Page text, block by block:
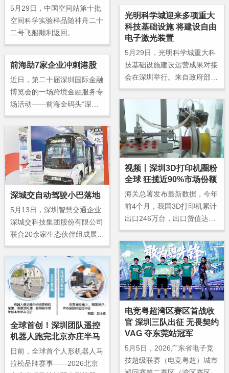
50座。6月，四十余位方程豹
车主奔赴雪域高原，在珠峰文
旅的见证下共赴开站盛典，以
一场跨越山海的远行，标记了
新能源出行的新里程碑。
5月29日，中国空间站第十批
空间科学实验样品随神舟二十
二号飞船顺利返回。
光明科学城迎来多项重大
科技基础设施 将建设自由
电子激光装置
5月29日，光明科学城重大科
技基础设施建设运营成果对接
会在深圳举行。来自政府部
门、行业领军企业、顶尖科研
院所及金融机构等50余家单位
超130位代表齐聚，见证多项
合作落地。
前海助7家企业冲刺港股
近日，第二十届深圳国际金融
博览会的一场跨境金融服务专
场活动——前海金码头“深港
联创专区·跨境通赴港上市企
业专场路演”举行。
视频丨深圳3D打印机圈粉
全球 狂揽近90%市场份额
海关总署发布最新数据，今年
前4个月，我国3D打印机累计
出口246万台，出口货值达61.
06亿元，同比分别增长100.
3%、110.4%。其中，消费级
3D打印设备凭借高性能、高
性价比等优势不断拓宽海外销
路，备受消费者的青睐。
深城交自动驾驶小巴落地
5月13日，深圳智慧交通企业
深城交科技集团股份有限公司
联合20余家生态伙伴组成展
团，携新一代智能系列产品亮
相2026厦门国际智能交通运
输产业博览会（以下简称“智
交会”）。本届智交会以“聚焦
产业创新变革，赋能出海生态
建设”为主题，吸引全球80余
个国家和地区的350多家企
业、超3万名专业观众参会。
电竞粤超湾区赛区首战收
官 深圳三队出征 无畏契约
VAG 夺东莞站冠军
5月5日，2026广东省电子竞
技超级联赛（电竞粤超）城市
全球首创！深圳团队遥控
机器人跑完北京亦庄半马
日前，全球首个人形机器人马
拉松品牌赛事——2026北京